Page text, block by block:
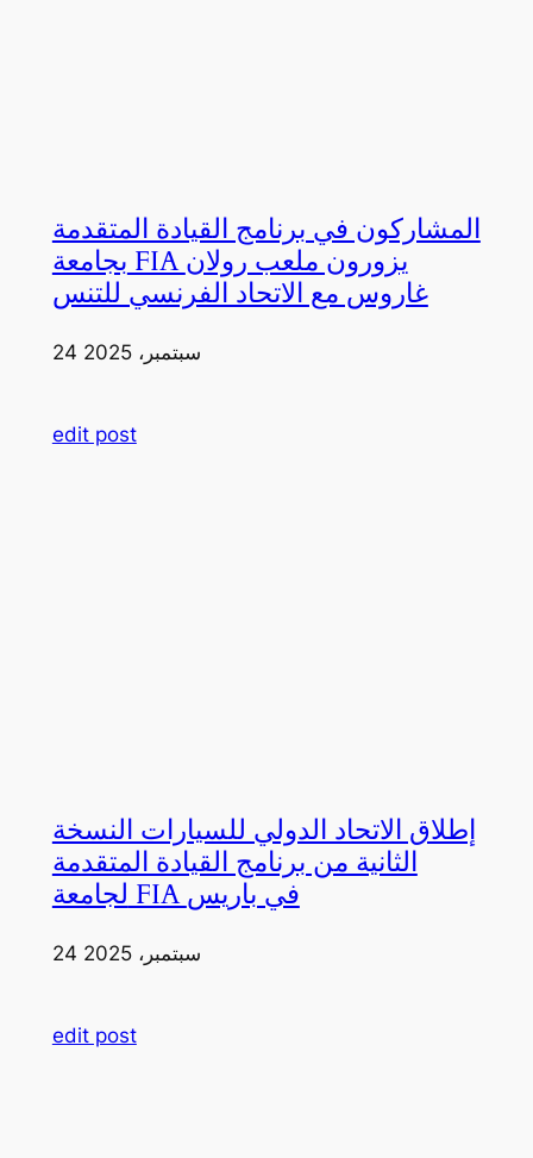
المشاركون في برنامج القيادة المتقدمة
بجامعة FIA يزورون ملعب رولان
غاروس مع الاتحاد الفرنسي للتنس
24 سبتمبر، 2025
edit post
إطلاق الاتحاد الدولي للسيارات النسخة
الثانية من برنامج القيادة المتقدمة
لجامعة FIA في باريس
24 سبتمبر، 2025
edit post